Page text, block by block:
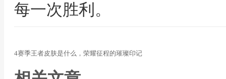
每一次胜利。
4赛季王者皮肤是什么，荣耀征程的璀璨印记